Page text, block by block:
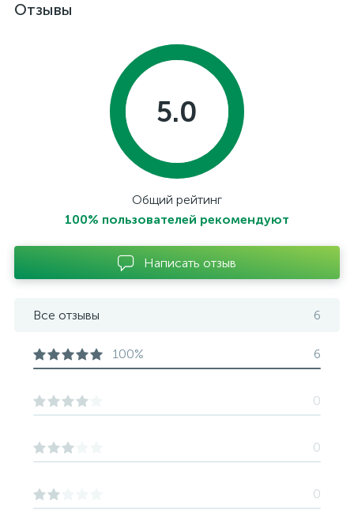
Отзывы
5.0
Общий рейтинг
100% пользователей рекомендуют
Написать отзыв
Все отзывы 6
100% 6
0
0
0